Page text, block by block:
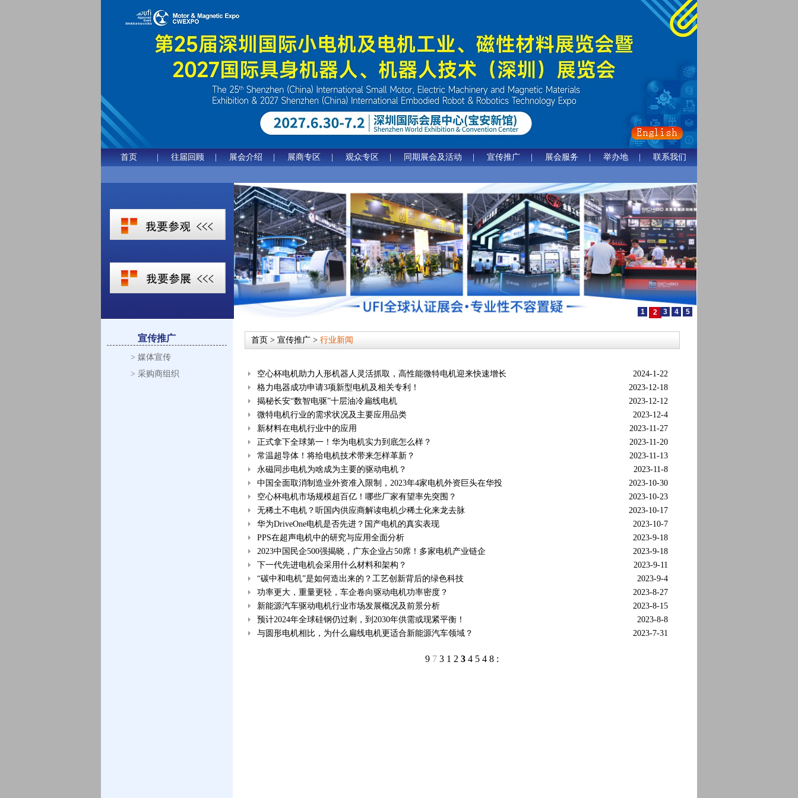
首页 往届回顾 展会介绍 展商专区 观众专区 同期展会及活动 宣传推广 展会服务 举办地 联系我们
1 2 3 4 5
宣传推广
> 媒体宣传
> 采购商组织
首页 > 宣传推广 > 行业新闻
空心杯电机助力人形机器人灵活抓取，高性能微特电机迎来快速增长
2024-1-22
格力电器成功申请3项新型电机及相关专利！
2023-12-18
揭秘长安“数智电驱”十层油冷扁线电机
2023-12-12
微特电机行业的需求状况及主要应用品类
2023-12-4
新材料在电机行业中的应用
2023-11-27
正式拿下全球第一！华为电机实力到底怎么样？
2023-11-20
常温超导体！将给电机技术带来怎样革新？
2023-11-13
永磁同步电机为啥成为主要的驱动电机？
2023-11-8
中国全面取消制造业外资准入限制，2023年4家电机外资巨头在华投
2023-10-30
空心杯电机市场规模超百亿！哪些厂家有望率先突围？
2023-10-23
无稀土不电机？听国内供应商解读电机少稀土化来龙去脉
2023-10-17
华为DriveOne电机是否先进？国产电机的真实表现
2023-10-7
PPS在超声电机中的研究与应用全面分析
2023-9-18
2023中国民企500强揭晓，广东企业占50席！多家电机产业链企
2023-9-18
下一代先进电机会采用什么材料和架构？
2023-9-11
“碳中和电机”是如何造出来的？工艺创新背后的绿色科技
2023-9-4
功率更大，重量更轻，车企卷向驱动电机功率密度？
2023-8-27
新能源汽车驱动电机行业市场发展概况及前景分析
2023-8-15
预计2024年全球硅钢仍过剩，到2030年供需或现紧平衡！
2023-8-8
与圆形电机相比，为什么扁线电机更适合新能源汽车领域？
2023-7-31
9 7 3 1 2 3 4 5 4 8 :